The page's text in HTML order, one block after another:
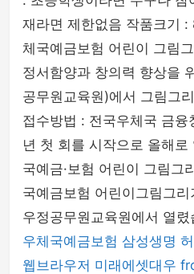
재라면 제한없음 작품크기 :
체국예금보험 어린이 그림
정서함양과 창의력 향상을
공무원교육원)에서 그림그
접수방법 : 전국우체국 금
년 첫 회를 시작으로 올해로
국예금·보험 어린이 그림그
국예금보험 어린이그림그
우정공무원교육원에서 열렸
우체국예금보험 삼성생명
웹브라우저 미래에셋대우